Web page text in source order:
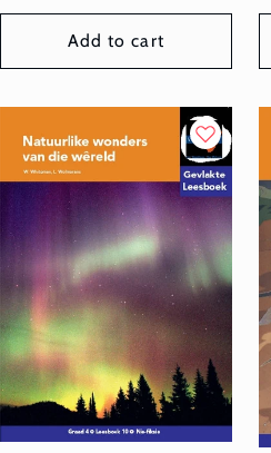
Add to cart